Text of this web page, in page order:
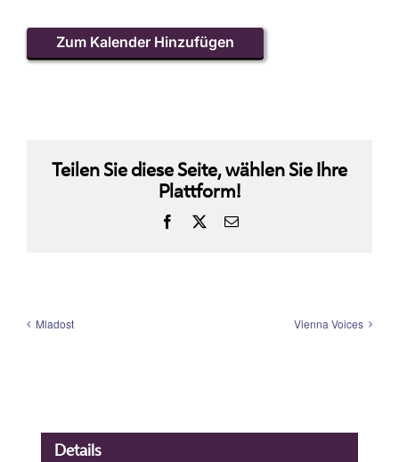
Zum Kalender Hinzufügen
Teilen Sie diese Seite, wählen Sie Ihre
Plattform!
Facebook
E-
Mladost Vienna Voices
Details